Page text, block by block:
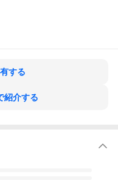
する
紹介する